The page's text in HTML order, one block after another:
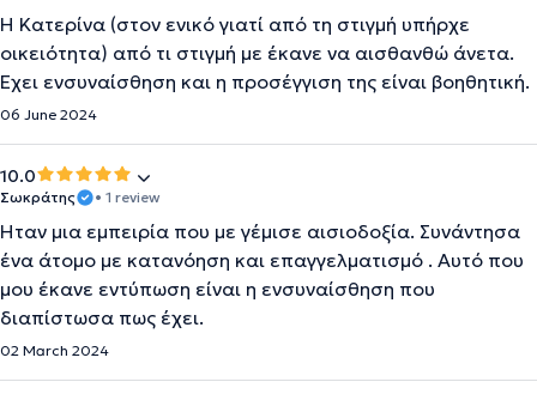
Η Κατερίνα (στον ενικό γιατί από τη στιγμή υπήρχε
οικειότητα) από τι στιγμή με έκανε να αισθανθώ άνετα.
Έχει ενσυναίσθηση και η προσέγγιση της είναι βοηθητική.
06 June 2024
10.0
Σωκράτης • 1 review
Ήταν μια εμπειρία που με γέμισε αισιοδοξία. Συνάντησα
ένα άτομο με κατανόηση και επαγγελματισμό . Αυτό που
μου έκανε εντύπωση είναι η ενσυναίσθηση που
διαπίστωσα πως έχει.
02 March 2024